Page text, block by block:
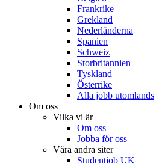
Frankrike
Grekland
Nederländerna
Spanien
Schweiz
Storbritannien
Tyskland
Österrike
Alla jobb utomlands
Om oss
Vilka vi är
Om oss
Jobba för oss
Våra andra siter
Studentjob UK